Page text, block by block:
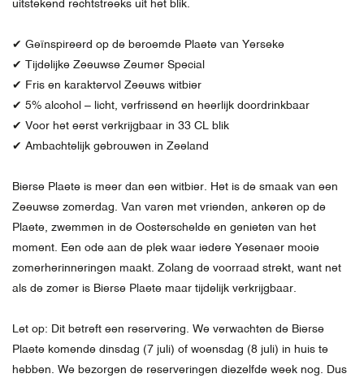
uitstekend rechtstreeks uit het blik.
✔ Geïnspireerd op de beroemde Plaete van Yerseke
✔ Tijdelijke Zeeuwse Zeumer Special
✔ Fris en karaktervol Zeeuws witbier
✔ 5% alcohol – licht, verfrissend en heerlijk doordrinkbaar
✔ Voor het eerst verkrijgbaar in 33 CL blik
✔ Ambachtelijk gebrouwen in Zeeland
Bierse Plaete is meer dan een witbier. Het is de smaak van een
Zeeuwse zomerdag. Van varen met vrienden, ankeren op de
Plaete, zwemmen in de Oosterschelde en genieten van het
moment. Een ode aan de plek waar iedere Yesenaer mooie
zomerherinneringen maakt. Zolang de voorraad strekt, want net
als de zomer is Bierse Plaete maar tijdelijk verkrijgbaar.
Let op: Dit betreft een reservering. We verwachten de Bierse
Plaete komende dinsdag (7 juli) of woensdag (8 juli) in huis te
hebben. We bezorgen de reserveringen diezelfde week nog. Dus